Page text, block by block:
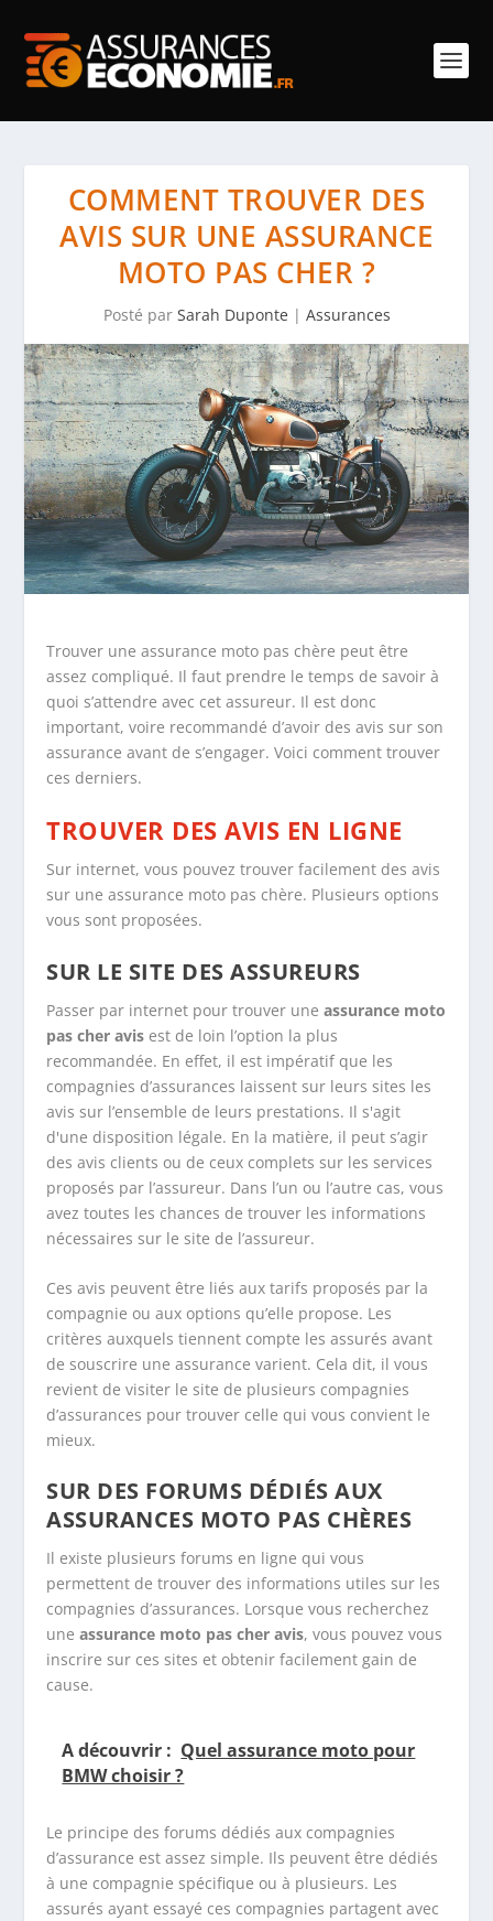
COMMENT TROUVER DES
AVIS SUR UNE ASSURANCE
MOTO PAS CHER ?
Posté par Sarah Duponte | Assurances
Trouver une assurance moto pas chère peut être
assez compliqué. Il faut prendre le temps de savoir à
quoi s’attendre avec cet assureur. Il est donc
important, voire recommandé d’avoir des avis sur son
assurance avant de s’engager. Voici comment trouver
ces derniers.
TROUVER DES AVIS EN LIGNE
Sur internet, vous pouvez trouver facilement des avis
sur une assurance moto pas chère. Plusieurs options
vous sont proposées.
SUR LE SITE DES ASSUREURS
Passer par internet pour trouver uneassurance moto
pas cher avis est de loin l’option la plus
recommandée. En effet, il est impératif que les
compagnies d’assurances laissent sur leurs sites les
avis sur l’ensemble de leurs prestations. Il s'agit
d'une disposition légale. En la matière, il peut s’agir
des avis clients ou de ceux complets sur les services
proposés par l’assureur. Dans l’un ou l’autre cas, vous
avez toutes les chances de trouver les informations
nécessaires sur le site de l’assureur.
Ces avis peuvent être liés aux tarifs proposés par la
compagnie ou aux options qu’elle propose. Les
critères auxquels tiennent compte les assurés avant
de souscrire une assurance varient. Cela dit, il vous
revient de visiter le site de plusieurs compagnies
d’assurances pour trouver celle qui vous convient le
mieux.
SUR DES FORUMS DÉDIÉS AUX
ASSURANCES MOTO PAS CHÈRES
Il existe plusieurs forums en ligne qui vous
permettent de trouver des informations utiles sur les
compagnies d’assurances. Lorsque vous recherchez
uneassurance moto pas cher avis, vous pouvez vous
inscrire sur ces sites et obtenir facilement gain de
cause.
A découvrir : Quel assurance moto pour
BMW choisir ?
Le principe des forums dédiés aux compagnies
d’assurance est assez simple. Ils peuvent être dédiés
à une compagnie spécifique ou à plusieurs. Les
assurés ayant essayé ces compagnies partagent avec